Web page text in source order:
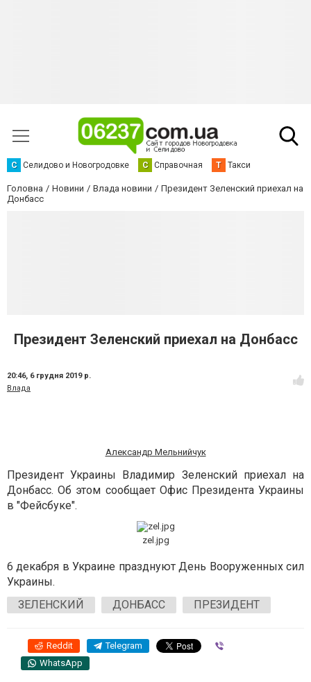
С Селидово и Новогродовке С Справочная Т Такси
Головна Новини Влада новини
Президент Зеленский приехал на
Донбасс
Президент Зеленский приехал на Донбасс
20:46, 6 грудня 2019 р.
Влада
Александр Мельнийчук
Президент Украины Владимир Зеленский приехал на
Донбасс. Об этом сообщает Офис Президента Украины
в "Фейсбуке".
zel.jpg
6 декабря в Украине празднуют День Вооруженных сил
Украины.
ЗЕЛЕНСКИЙ
ДОНБАСС ПРЕЗИДЕНТ
Reddit Telegram
WhatsApp